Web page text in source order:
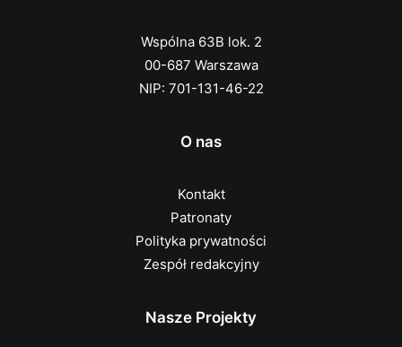
Wspólna 63B lok. 2
00-687 Warszawa
NIP: 701-131-46-22
O nas
Kontakt
Patronaty
Polityka prywatności
Zespół redakcyjny
Nasze Projekty